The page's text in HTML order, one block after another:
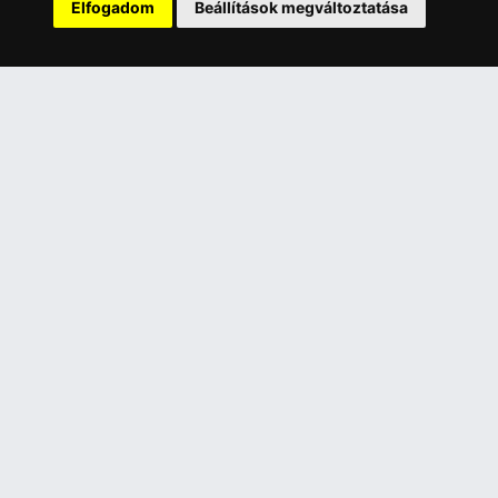
Elfogadom Beállítások megváltoztatása
A Kormány döntése alapján a